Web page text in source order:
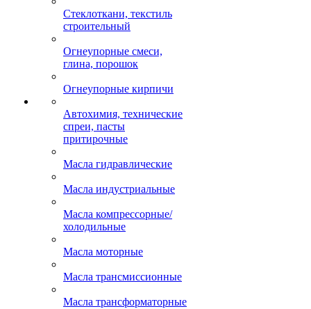
Стеклоткани, текстиль
строительный
Огнеупорные смеси,
глина, порошок
Огнеупорные кирпичи
Автохимия, технические
спреи, пасты
притирочные
Масла гидравлические
Масла индустриальные
Масла компрессорные/
холодильные
Масла моторные
Масла трансмиссионные
Масла трансформаторные